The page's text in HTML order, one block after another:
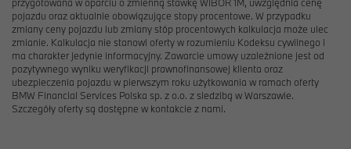
przygotowana w oparciu o zmienną stawkę WIBOR 1M, uwzględnia cenę
pojazdu oraz aktualnie obowiązujące stopy procentowe. W przypadku
zmiany ceny pojazdu lub zmiany stóp procentowych kalkulacja może ulec
zmianie. Kalkulacja nie stanowi oferty w rozumieniu Kodeksu cywilnego i
ma charakter jedynie informacyjny. Zawarcie umowy uzależnione jest od
pozytywnego wyniku weryfikacji prawnofinansowej klienta oraz
ubezpieczenia pojazdu w pierwszym roku użytkowania w ramach oferty
BMW Financial Services Polska sp. z o.o. z siedzibą w Warszawie.
Szczegóły oferty są dostępne w kontakcie z nami.